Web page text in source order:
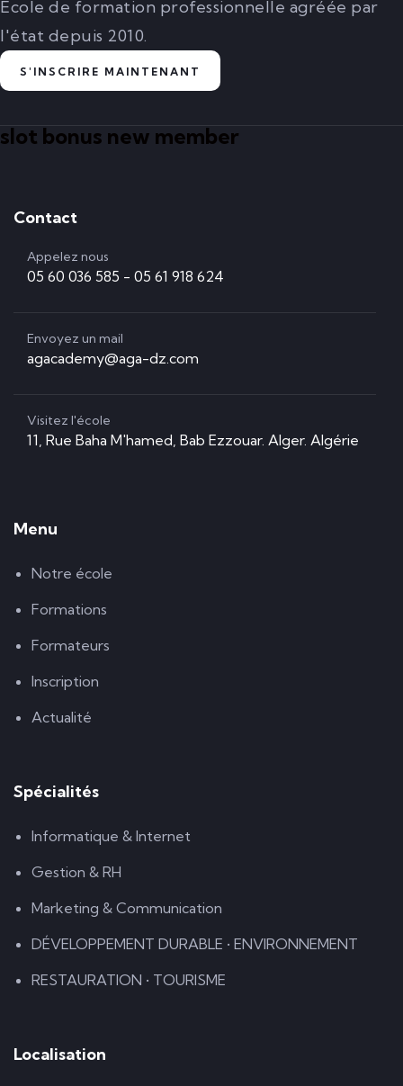
École de formation professionnelle agréée par
l'état depuis 2010.
S'INSCRIRE MAINTENANT
slot bonus new member
Contact
Appelez nous
05 60 036 585 - 05 61 918 624
Envoyez un mail
agacademy@aga-dz.com
Visitez l'école
11, Rue Baha M'hamed, Bab Ezzouar. Alger. Algérie
Menu
Notre école
Formations
Formateurs
Inscription
Actualité
Spécialités
Informatique & Internet
Gestion & RH
Marketing & Communication
DÉVELOPPEMENT DURABLE • ENVIRONNEMENT
RESTAURATION • TOURISME
Localisation